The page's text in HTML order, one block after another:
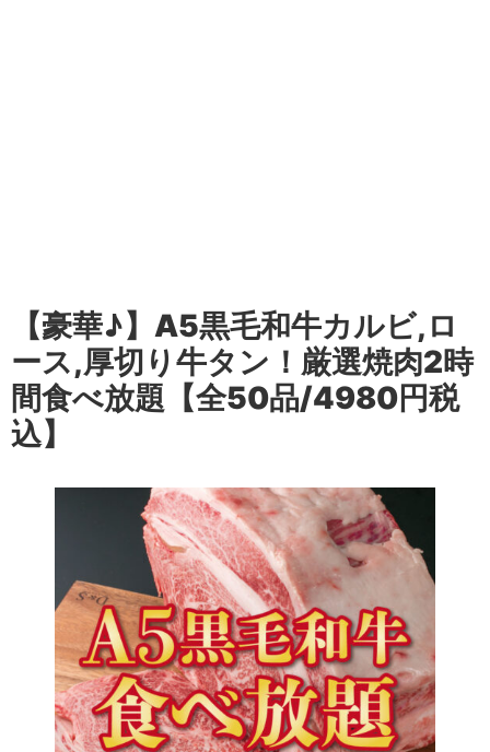
【豪華♪】A5黒毛和牛カルビ,ロ
ース,厚切り牛タン！厳選焼肉2時
間食べ放題【全50品/4980円税
込】